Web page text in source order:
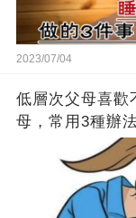
2023/07/04
低層次父母喜歡
母，常用3種辦